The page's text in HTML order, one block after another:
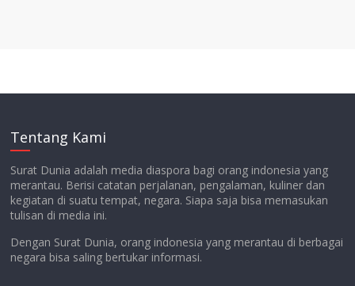
Tentang Kami
Surat Dunia adalah media diaspora bagi orang indonesia yang
merantau. Berisi catatan perjalanan, pengalaman, kuliner dan
kegiatan di suatu tempat, negara. Siapa saja bisa memasukan
tulisan di media ini.
Dengan Surat Dunia, orang indonesia yang merantau di berbagai
negara bisa saling bertukar informasi.